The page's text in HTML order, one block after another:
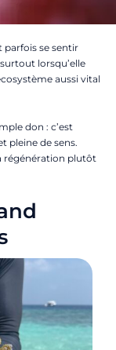
parfois se sentir
lorsqu’elle
aussi vital
don : c’est
pleine de sens.
régénération plutôt